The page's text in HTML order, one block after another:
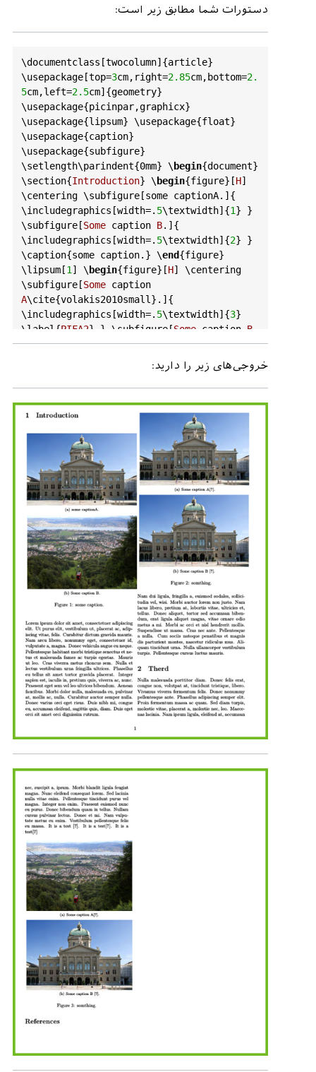
دستورات شما مطابق زیر است:
\documentclass [twocolumn]{article}
\usepackage[top=3cm, right=2.85cm,bottom=2.
5cm,left=2.5cm]{geometry}
\usepackage{picinpar,graphicx}
\usepackage{lipsum} \usepackage{float}
\usepackage{caption}
\usepackage{subfigure}
\setlength\parindent{0mm} \begin{document}
\section{Introduction} \begin{figure}[H]
\centering \subfigure[some captionA.]{
\includegraphics [width=. 5\textwidth]{1} }
\subfigure[Some caption B.]{
\includegraphics [width=. 5\textwidth]{2} }
\caption{some caption.} \end{figure}
\lipsum[1 ] \begin{figure}[H] \centering
\subfigure[Some caption
A\cite{volakis2010small }.]{
\includegraphics [width=. 5\textwidth]{3}
\ label {PIFA2} } \ subfigure[Some caption B
\cite{hozouri2007multi}.]{
} }
\caption{somthing.} \label{Hozouri}
\end{figure} \lipsum[2] \section{Therd}
\lipsum[3]
\cite{best2003significance }. It is
cite{geyi2000foster}. It is a
cite{yaghjian2005impedance}
begin{figure }[H] \centering
subfigure[Some caption
\cite{volakis2010small
includegraphics[width =.5 textwidth
label{PIFA2} } \subfigure[Some caption
B
cite{hozouri2007multi}.]{
includegraphics[width=.5\textwidth]{6}
label{antenna_Hozouri
caption{somthing .} \label{Hozouri}
figure}
\bibliography{My_Reference_scholarGoogle00
.bib} \bibliographystyle{ieeetr}
\end{document }
خروجی‌های زیر را دارید: